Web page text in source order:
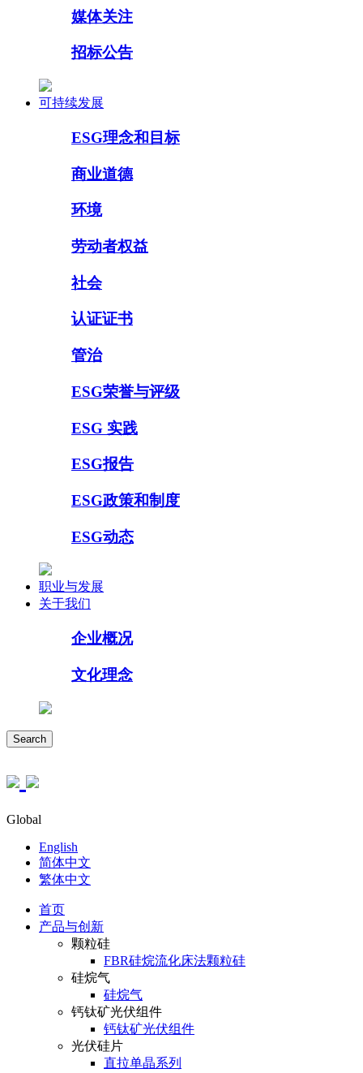
媒体关注
招标公告
可持续发展
ESG理念和目标
商业道德
环境
劳动者权益
社会
认证证书
管治
ESG荣誉与评级
ESG 实践
ESG报告
ESG政策和制度
ESG动态
职业与发展
关于我们
企业概况
文化理念
Search
Global
English
简体中文
繁体中文
首页
产品与创新
颗粒硅
FBR硅烷流化床法颗粒硅
硅烷气
硅烷气
钙钛矿光伏组件
钙钛矿光伏组件
光伏硅片
直拉单晶系列